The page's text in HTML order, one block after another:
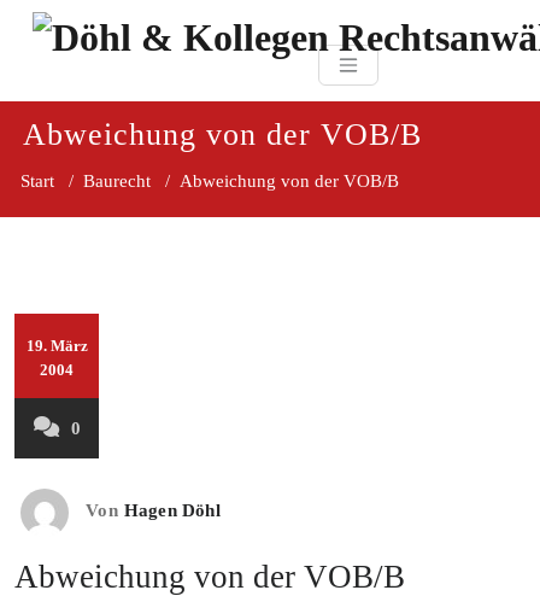
Zum
Döhl & Kollegen
Abweichung von der VOB/B
Start / Baurecht / Abweichung von der VOB/B
19. März
2004
0
Von Hagen Döhl
Abweichung von der VOB/B